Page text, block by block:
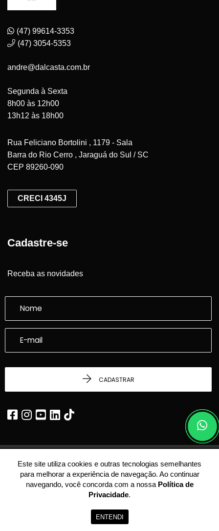
(47) 99614-3353
(47) 3054-5353
andre@dalcasta.com.br
Segunda à Sexta
8h00 às 12h00
13h12 às 18h00
Rua Feliciano Bortolini , 1179 - Sala
Barra do Rio Cerro , Jaraguá do Sul / SC
CEP 89260-090
CRECI 4345J
Cadastre-se
Receba as novidades
CADASTRAR
© 2026 - Dalcasta Imobiliária -22.339.969/0001-24 - Todos os Direitos
Reservados.
Este site utiliza cookies e outras tecnologias semelhantes
para melhorar a experiência de navegação. Ao continuar
navegando, você concorda com a nossa Política de
Privacidade.
ENTENDI